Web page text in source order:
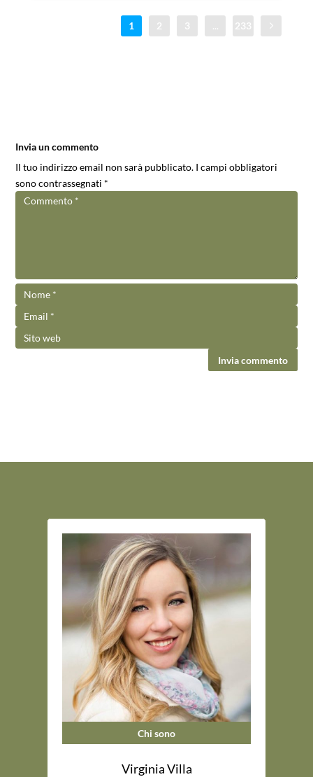
1 2 3 ... 233
Invia un commento
Il tuo indirizzo email non sarà pubblicato. I campi obbligatori
sono contrassegnati *
Invia commento
Chi sono
Virginia Villa